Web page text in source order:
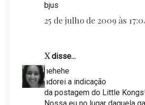
bjus
25 de julho de 2009 às
Xdisse...
hehehe
adorei a indicação
da postagem do Little